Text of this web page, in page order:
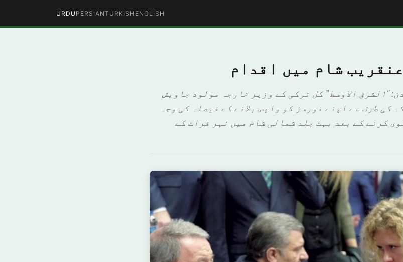
ENGLISH
TURKISH
PERSIAN
URDU
شام میں اقدام
"الشرق الاوسط” کل ترکی کے وزیر خارجہ مولود جاویش
کی طرف سے اپنے فورسز کو واپس بلانے کے فیصلہ کی وجہ
کرنے کے بعد بہت جلد شمالی شام میں نہر فرات کے